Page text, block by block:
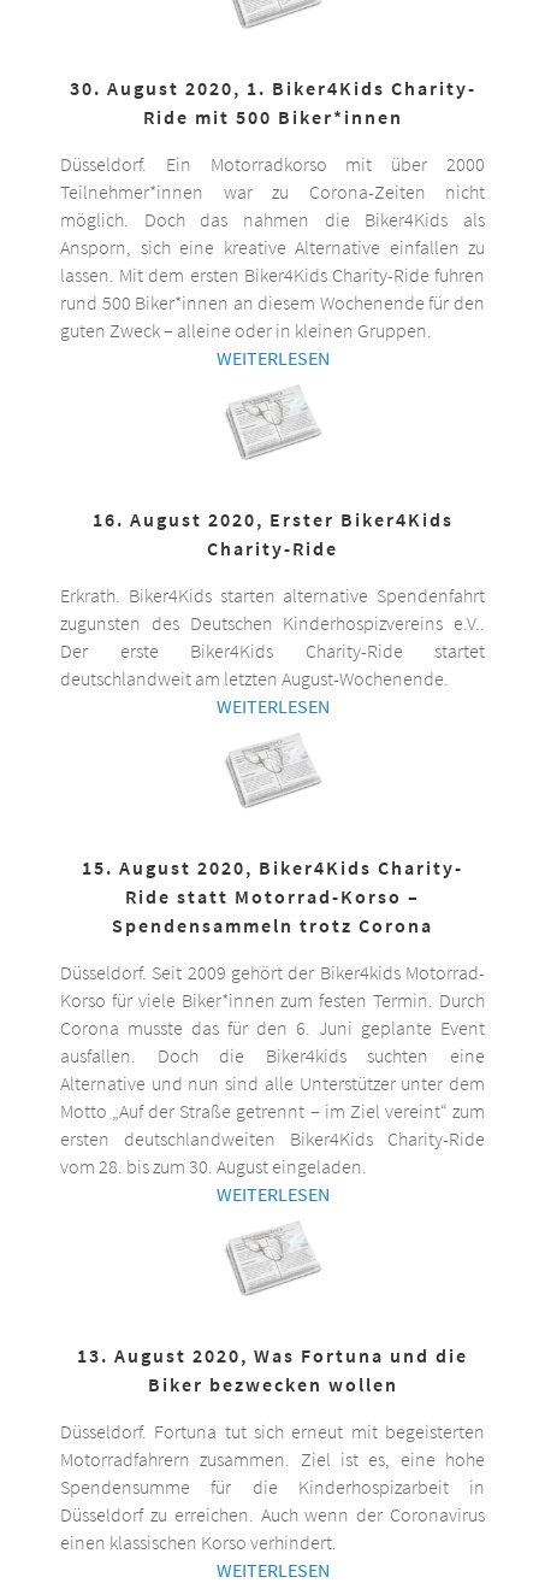
30. August 2020, 1. Biker4Kids Charity-
Ride mit 500 Biker*innen
Düsseldorf. Ein Motorradkorso mit über 2000
Teilnehmer*innen war zu Corona-Zeiten nicht
möglich. Doch das nahmen die Biker4Kids als
Ansporn, sich eine kreative Alternative einfallen zu
lassen. Mit dem ersten Biker4Kids Charity-Ride fuhren
rund 500 Biker*innen an diesem Wochenende für den
guten Zweck – alleine oder in kleinen Gruppen.
WEITERLESEN
16. August 2020, Erster Biker4Kids
Charity-Ride
Erkrath. Biker4Kids starten alternative Spendenfahrt
zugunsten des Deutschen Kinderhospizvereins e.V..
Der erste Biker4Kids Charity-Ride startet
deutschlandweit am letzten August-Wochenende.
WEITERLESEN
15. August 2020, Biker4Kids Charity-
Ride statt Motorrad-Korso –
Spendensammeln trotz Corona
Düsseldorf. Seit 2009 gehört der Biker4kids Motorrad-
Korso für viele Biker*innen zum festen Termin. Durch
Corona musste das für den 6. Juni geplante Event
ausfallen. Doch die Biker4kids suchten eine
Alternative und nun sind alle Unterstützer unter dem
Motto „Auf der Straße getrennt – im Ziel vereint“ zum
ersten deutschlandweiten Biker4Kids Charity-Ride
vom 28. bis zum 30. August eingeladen.
WEITERLESEN
13. August 2020, Was Fortuna und die
Biker bezwecken wollen
Düsseldorf. Fortuna tut sich erneut mit begeisterten
Motorradfahrern zusammen. Ziel ist es, eine hohe
Spendensumme für die Kinderhospizarbeit in
Düsseldorf zu erreichen. Auch wenn der Coronavirus
einen klassischen Korso verhindert.
WEITERLESEN